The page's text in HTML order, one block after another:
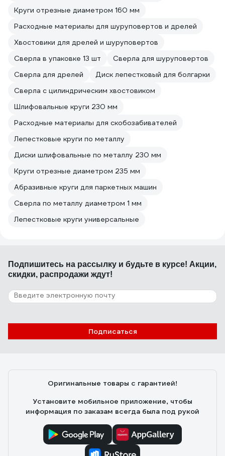
Круги отрезные диаметром 160 мм
Расходные материалы для шуруповертов и дрелей
Хвостовики для дрелей и шуруповертов
Сверла в упаковке 13 шт
Сверла для шуруповертов
Сверла для дрелей
Диск лепестковый для болгарки
Сверла с цилиндрическим хвостовиком
Шлифовальные круги 230 мм
Расходные материалы для скобозабивателей
Лепестковые круги по металлу
Диски шлифовальные по металлу 230 мм
Круги отрезные диаметром 235 мм
Абразивные круги для паркетных машин
Сверла по металлу диаметром 1 мм
Лепестковые круги универсальные
Подпишитесь на рассылку и будьте в курсе! Акции,
скидки, распродажи ждут!
Подписаться
Оригинальные товары с гарантией!
Установите мобильное приложение, чтобы
информация по заказам всегда была под рукой